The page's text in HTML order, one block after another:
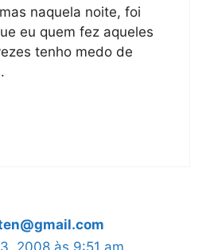
naquela noite, foi
eu quem fez aqueles
tenho medo de
2008 às 9:51 am